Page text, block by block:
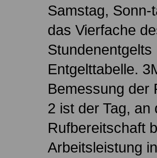
Samstag,
das Vierfache
Entgelttabelle.
Bemessung der
2 ist der Tag, an
Rufbereitschaft
Arbeitsleistung